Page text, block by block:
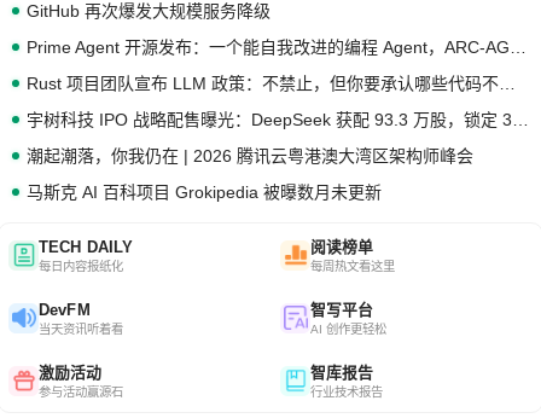
GitHub 再次爆发大规模服务降级
潮起潮落，你我仍在 | 2026 腾讯云粤港澳大湾区架构师峰会
马斯克 AI 百科项目 Grokipedia 被曝数月未更新
TECH DAILY
每日内容报纸化
阅读榜单
每周热文看这里
DevFM
当天资讯听着看
智写平台
AI 创作更轻松
激励活动
参与活动赢源石
智库报告
行业技术报告